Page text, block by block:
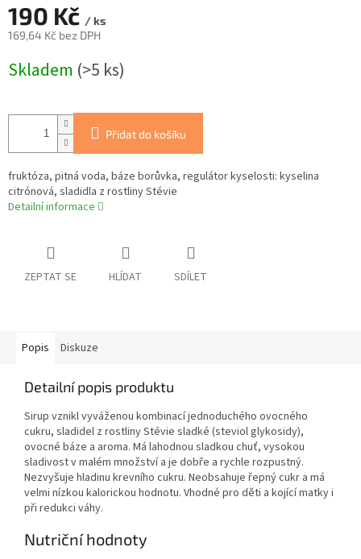
190 Kč / ks
169,64 Kč bez DPH
cena:
Skladem (>5 ks)
Přidat do košíku
fruktóza, pitná voda, báze borůvka, regulátor kyselosti: kyselina
citrónová, sladidla z rostliny Stévie
Detailní informace
ZEPTAT SE HLÍDAT SDÍLET
Popis Diskuze
Detailní popis produktu
Sirup vznikl vyváženou kombinací jednoduchého ovocného
cukru, sladidel z rostliny Stévie sladké (steviol glykosidy),
ovocné báze a aroma. Má lahodnou sladkou chuť, vysokou
sladivost v malém množství a je dobře a rychle rozpustný.
Nezvyšuje hladinu krevního cukru. Neobsahuje řepný cukr a má
velmi nízkou kalorickou hodnotu. Vhodné pro děti a kojící matky i
při redukci váhy.
Nutriční hodnoty